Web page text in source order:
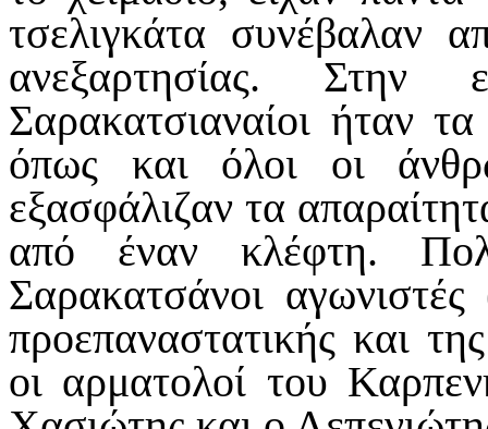
τσελιγκάτα συνέβαλαν
ανεξαρτησίας.
Σαρακατσιαναίοι ήταν
όπως και όλοι οι
εξασφάλιζαν τα
από έναν κλέφτη.
Σαρακατσάνοι
προεπαναστατικής και
οι αρματολοί του